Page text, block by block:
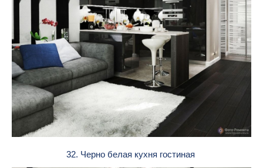
32. Черно белая кухня гостиная